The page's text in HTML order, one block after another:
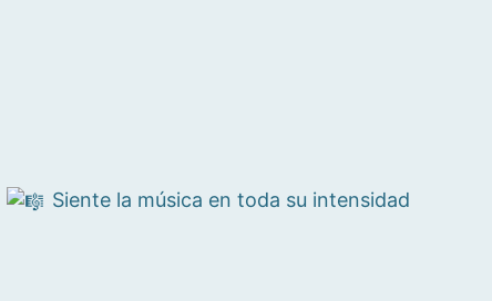
Siente la música en toda su intensidad